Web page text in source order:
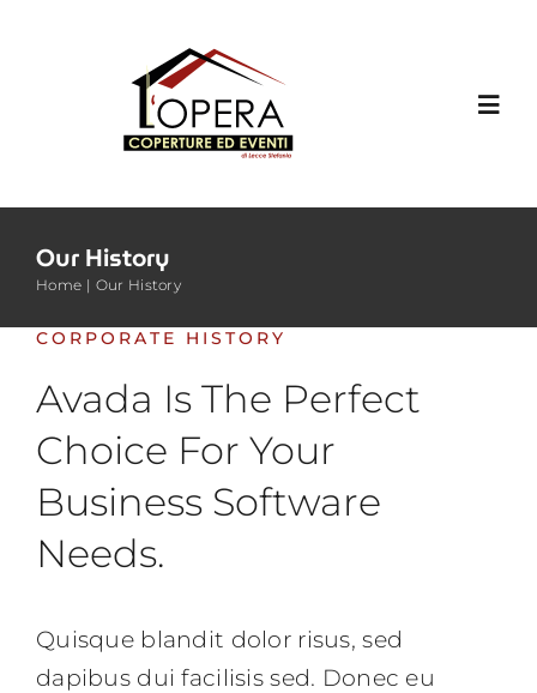
HOME
SERVIZI
CONTATTI
Our History
Home Our History
CORPORATE HISTORY
Avada Is The Perfect
Choice For Your
Business Software
Needs.
Quisque blandit dolor risus, sed
dapibus dui facilisis sed. Donec eu